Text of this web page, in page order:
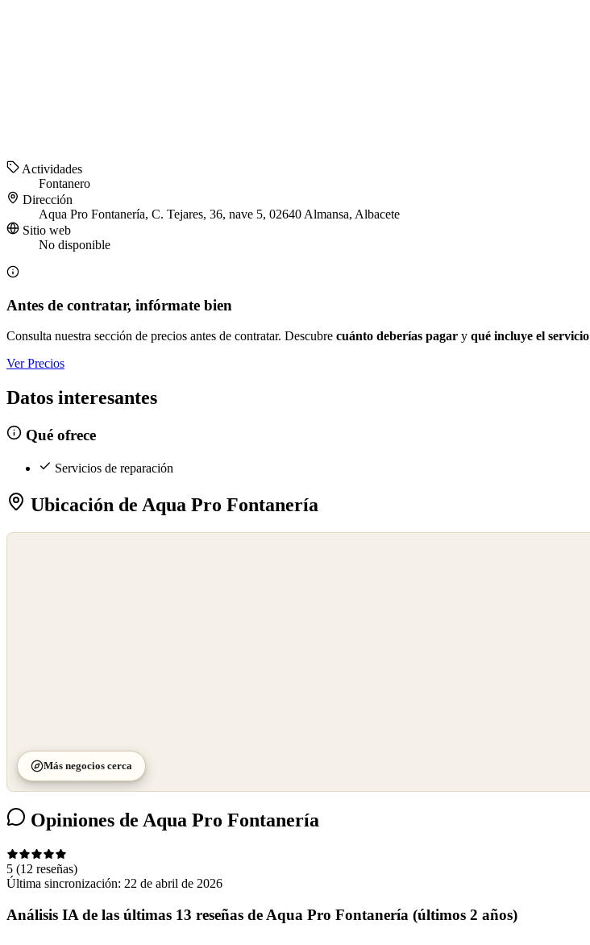
Actividades
Fontanero
Dirección
Aqua Pro Fontanería, C. Tejares, 36, nave 5, 02640 Almansa, Albacete
Sitio web
No disponible
Antes de contratar, infórmate bien
Consulta nuestra sección de precios antes de contratar. Descubre cuánto deberías pagar y qué incluye el servicio
Ver Precios
Datos interesantes
Qué ofrece
Servicios de reparación
Ubicación de Aqua Pro Fontanería
Más negocios cerca
Opiniones de Aqua Pro Fontanería
5 (12 reseñas)
Última sincronización: 22 de abril de 2026
Análisis IA de las últimas 13 reseñas de Aqua Pro Fontanería (últimos 2 años)